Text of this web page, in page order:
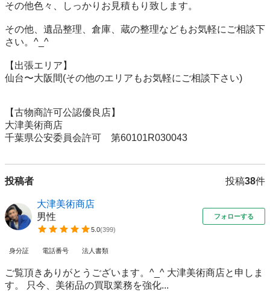
その他色々、しっかりお見積もり致します。
その他、遺品整理、倉庫、蔵の整理などもお気軽にご相談下
さい。^_^
【出張エリア】
仙台〜大阪間(その他のエリアもお気軽にご相談下さい)
【古物商許可公認優良店】
大津美術商店
千葉県公安委員会許可　第60101R030043
投稿者 投稿38件
大津美術商店
男性
5.0(399)
フォローする
身分証 電話番号 法人書類
ご覧頂きありがとうございます。^_^ 大津美術商店と申しま
す。 只今、美術品の買取業務を強化...